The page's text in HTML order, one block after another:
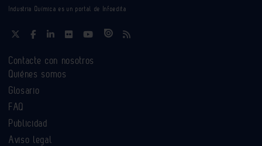
Industria Química es un portal de Infoedita
Contacte con nosotros
Quiénes somos
Glosario
FAQ
Publicidad
Aviso legal